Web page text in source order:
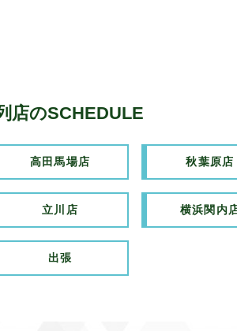
店のSCHEDULE
高田馬場店 秋葉原店
立川店 横浜関内
出張